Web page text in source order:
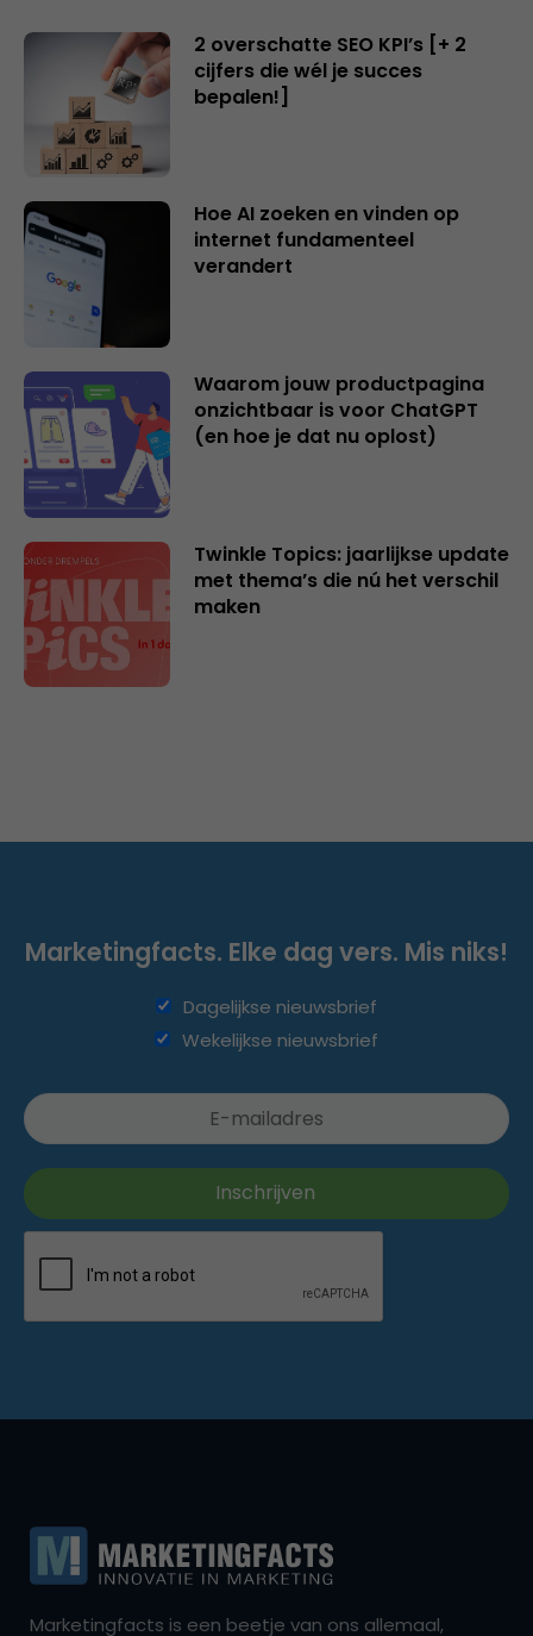
2 overschatte SEO KPI’s [+ 2
cijfers die wél je succes
bepalen!]
Hoe AI zoeken en vinden op
internet fundamenteel
verandert
Waarom jouw productpagina
onzichtbaar is voor ChatGPT
(en hoe je dat nu oplost)
Twinkle Topics: jaarlijkse update
met thema’s die nú het verschil
maken
Marketingfacts. Elke dag vers. Mis niks!
Dagelijkse nieuwsbrief
Wekelijkse nieuwsbrief
Marketingfacts is een beetje van ons allemaal,